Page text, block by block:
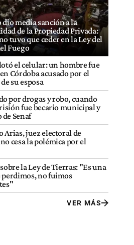
dio media sanción a la
de la Propiedad Privada:
tuvo que ceder en la Ley del
Fuego
el celular: un hombre fue
Córdoba acusado por el
su esposa
por drogas y robo, cuando
fue becario municipal y
Senaf
Arias, juez electoral de
cesa la polémica por el
la Ley de Tierras: "Es una
perdimos, no fuimos
VER MÁS